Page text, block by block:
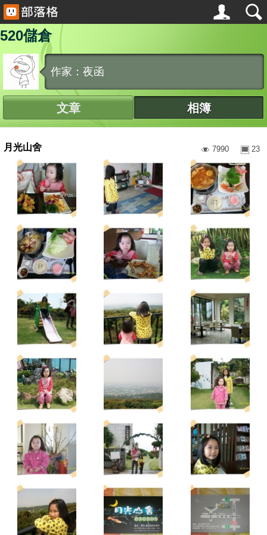
520儲倉
作家：夜函
文章 相簿
月光山舍 23
7990